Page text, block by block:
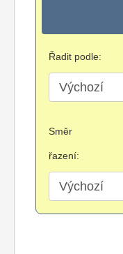
Řadit podle:
Směr
řazení: